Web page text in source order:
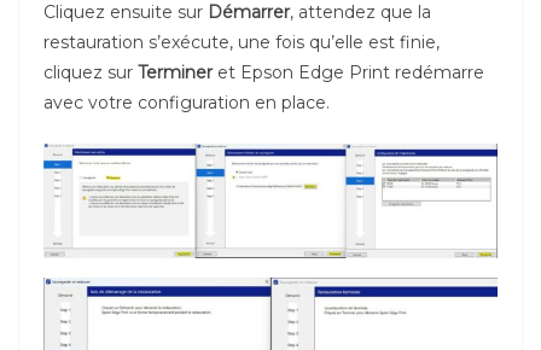
Cliquez ensuite sur Démarrer, attendez que la
restauration s’exécute, une fois qu’elle est finie,
cliquez sur Termineret Epson Edge Print redémarre
avec votre configuration en place.